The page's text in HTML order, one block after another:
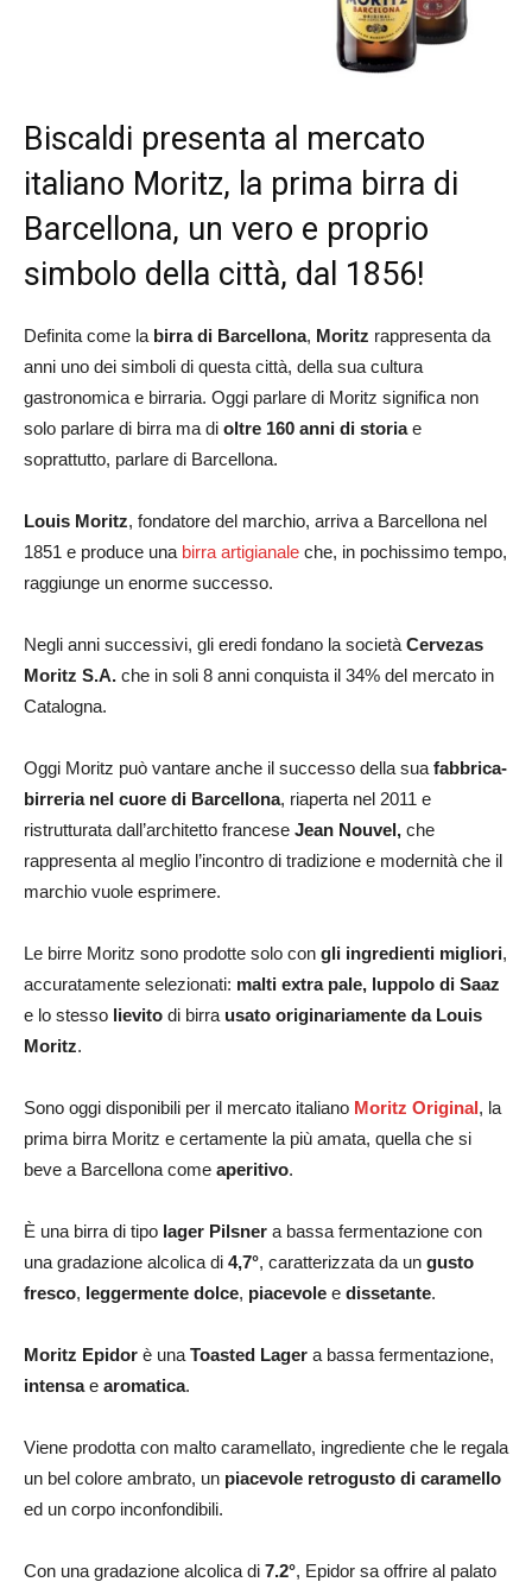
Biscaldi presenta al mercato
italiano Moritz, la prima birra di
Barcellona, un vero e proprio
simbolo della città, dal 1856!
Definita come la birra di Barcellona, Moritz rappresenta da
anni uno dei simboli di questa città, della sua cultura
gastronomica e birraria. Oggi parlare di Moritz significa non
solo parlare di birra ma di oltre 160 anni di storiae
soprattutto, parlare di Barcellona.
Louis Moritz, fondatore del marchio, arriva a Barcellona nel
1851 e produce una birra artigianale che, in pochissimo tempo,
raggiunge un enorme successo.
Negli anni successivi, gli eredi fondano la società Cervezas
Moritz S.A. che in soli 8 anni conquista il 34% del mercato in
Catalogna.
Oggi Moritz può vantare anche il successo della sua fabbrica-
birreria nel cuore di Barcellona, riaperta nel 2011 e
ristrutturata dall’architetto francese Jean Nouvel, che
rappresenta al meglio l’incontro di tradizione e modernità che il
marchio vuole esprimere.
Le birre Moritz sono prodotte solo con gli ingredienti migliori,
accuratamente selezionati: malti extra pale, luppolo di Saaz
e lo stesso lievito di birra usato originariamente da Louis
Moritz.
Sono oggi disponibili per il mercato italiano Moritz Original, la
prima birra Moritz e certamente la più amata, quella che si
beve a Barcellona come aperitivo.
È una birra di tipo lager Pilsner a bassa fermentazione con
una gradazione alcolica di 4,7°, caratterizzata da un gusto
fresco, leggermente dolce, piacevole e dissetante.
Moritz Epidor è una Toasted Lager a bassa fermentazione,
intensae aromatica.
Viene prodotta con malto caramellato, ingrediente che le regala
un bel colore ambrato, un piacevole retrogusto di caramello
ed un corpo inconfondibili.
Con una gradazione alcolica di 7.2°, Epidor sa offrire al palato